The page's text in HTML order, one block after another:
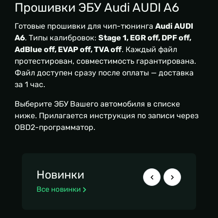
Прошивки ЭБУ Audi AUDI A6
Готовые прошивки для чип-тюнинга Audi AUDI
A6. Типы калибровок: Stage 1, EGR off, DPF off,
AdBlue off, EVAP off, TVA off. Каждый файл
протестирован, совместимость гарантирована.
Файл доступен сразу после оплаты — доставка
за 1 час.
Выберите ЭБУ Вашего автомобиля в списке
ниже. Прилагается инструкция по записи через
OBD2-программатор.
Новинки
Все новинки